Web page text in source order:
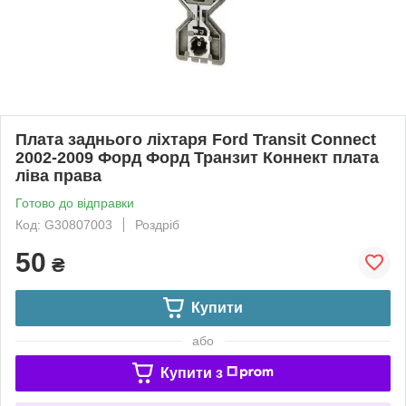
Плата заднього ліхтаря Ford Transit Connect
2002-2009 Форд Форд Транзит Коннект плата
ліва права
Готово до відправки
Код: G30807003
Роздріб
50 ₴
Купити
або
Купити з